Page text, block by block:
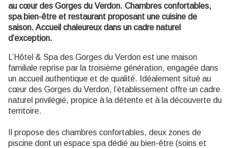
au cœur des Gorges du Verdon. Chambres confortables,
spa bien-être et restaurant proposant une cuisine de
saison. Accueil chaleureux dans un cadre naturel
d’exception.
L’Hôtel & Spa des Gorges du Verdon est une maison
familiale reprise par la troisième génération, engagée dans
un accueil authentique et de qualité. Idéalement situé au
cœur des Gorges du Verdon, l’établissement offre un cadre
naturel privilégié, propice à la détente et à la découverte du
territoire.
Il propose des chambres confortables, deux zones de
piscine dont un espace spa dédié au bien-être (soins et